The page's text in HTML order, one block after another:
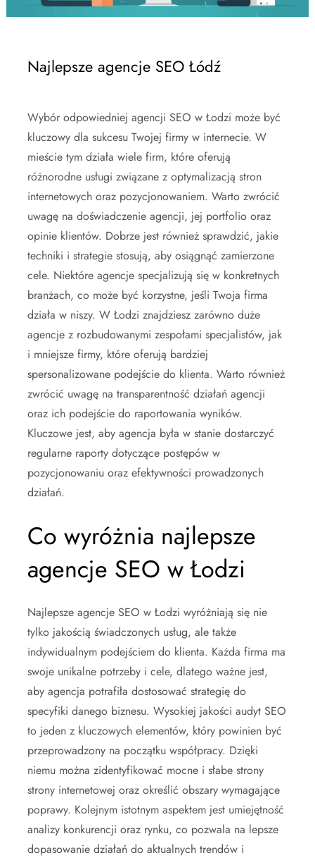
Najlepsze agencje SEO Łódź
Wybór odpowiedniej agencji SEO w Łodzi może być
kluczowy dla sukcesu Twojej firmy w internecie. W
mieście tym działa wiele firm, które oferują
różnorodne usługi związane z optymalizacją stron
internetowych oraz pozycjonowaniem. Warto zwrócić
uwagę na doświadczenie agencji, jej portfolio oraz
opinie klientów. Dobrze jest również sprawdzić, jakie
techniki i strategie stosują, aby osiągnąć zamierzone
cele. Niektóre agencje specjalizują się w konkretnych
branżach, co może być korzystne, jeśli Twoja firma
działa w niszy. W Łodzi znajdziesz zarówno duże
agencje z rozbudowanymi zespołami specjalistów, jak
i mniejsze firmy, które oferują bardziej
spersonalizowane podejście do klienta. Warto również
zwrócić uwagę na transparentność działań agencji
oraz ich podejście do raportowania wyników.
Kluczowe jest, aby agencja była w stanie dostarczyć
regularne raporty dotyczące postępów w
pozycjonowaniu oraz efektywności prowadzonych
działań.
Co wyróżnia najlepsze
agencje SEO w Łodzi
Najlepsze agencje SEO w Łodzi wyróżniają się nie
tylko jakością świadczonych usług, ale także
indywidualnym podejściem do klienta. Każda firma ma
swoje unikalne potrzeby i cele, dlatego ważne jest,
aby agencja potrafiła dostosować strategię do
specyfiki danego biznesu. Wysokiej jakości audyt SEO
to jeden z kluczowych elementów, który powinien być
przeprowadzony na początku współpracy. Dzięki
niemu można zidentyfikować mocne i słabe strony
strony internetowej oraz określić obszary wymagające
poprawy. Kolejnym istotnym aspektem jest umiejętność
analizy konkurencji oraz rynku, co pozwala na lepsze
dopasowanie działań do aktualnych trendów i